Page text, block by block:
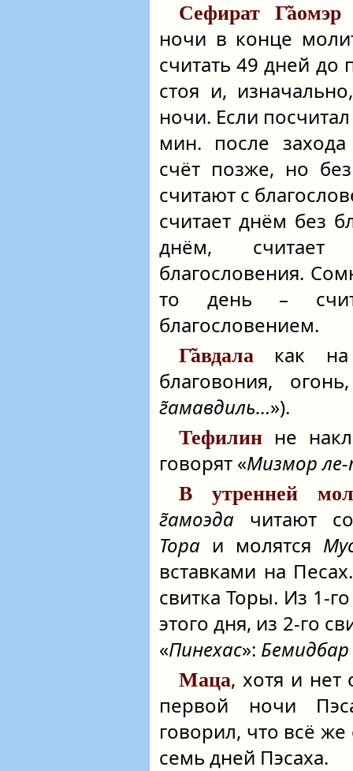
Сефират Г̃аомэр
ночи в конце
считать 49 дней до
стоя и,
ночи. Если
мин. после
счёт позже, но
считают с
считает днём без
днём,
благословения.
то день –
благословением.
Г̃авдала как на
благовония,
г̃амавдиль…»).
Тефилин не
говорят «Мизмор
В утренней
г̃амоэда читают
Тора и молятся
вставками на
свитка Торы. Из 1-
этого дня, из 2-го
«Пинехас»: Бемидбар
Маца, хотя и нет
первой ночи
говорил, что всё же
семь дней Пэсаха.